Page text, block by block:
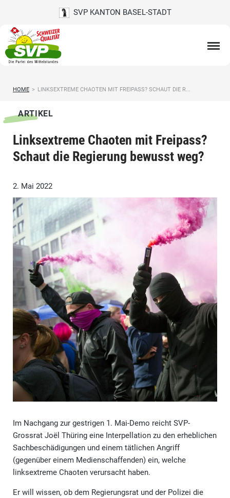
SVP KANTON BASEL-STADT
HOME > LINKSEXTREME CHAOTEN MIT FREIPASS? SCHAUT DIE R...
ARTIKEL
Linksextreme Chaoten mit Freipass?
Schaut die Regierung bewusst weg?
2. Mai 2022
Im Nachgang zur gestrigen 1. Mai-Demo reicht SVP-
Grossrat Joël Thüring eine Interpellation zu den erheblichen
Sachbeschädigungen und einem tätlichen Angriff
(gegenüber einem Medienschaffenden) ein, welche
linksextreme Chaoten verursacht haben.
Er will wissen, ob dem Regierungsrat und der Polizei die